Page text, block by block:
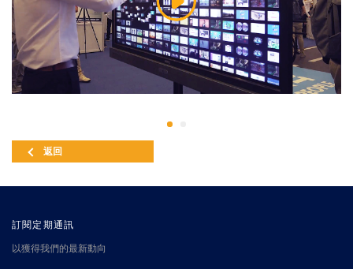
返回
訂閱定期通訊
以獲得我們的最新動向